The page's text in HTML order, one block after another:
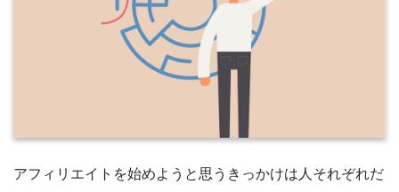
アフィリエイトを始めようと思うきっかけは人それぞれだ